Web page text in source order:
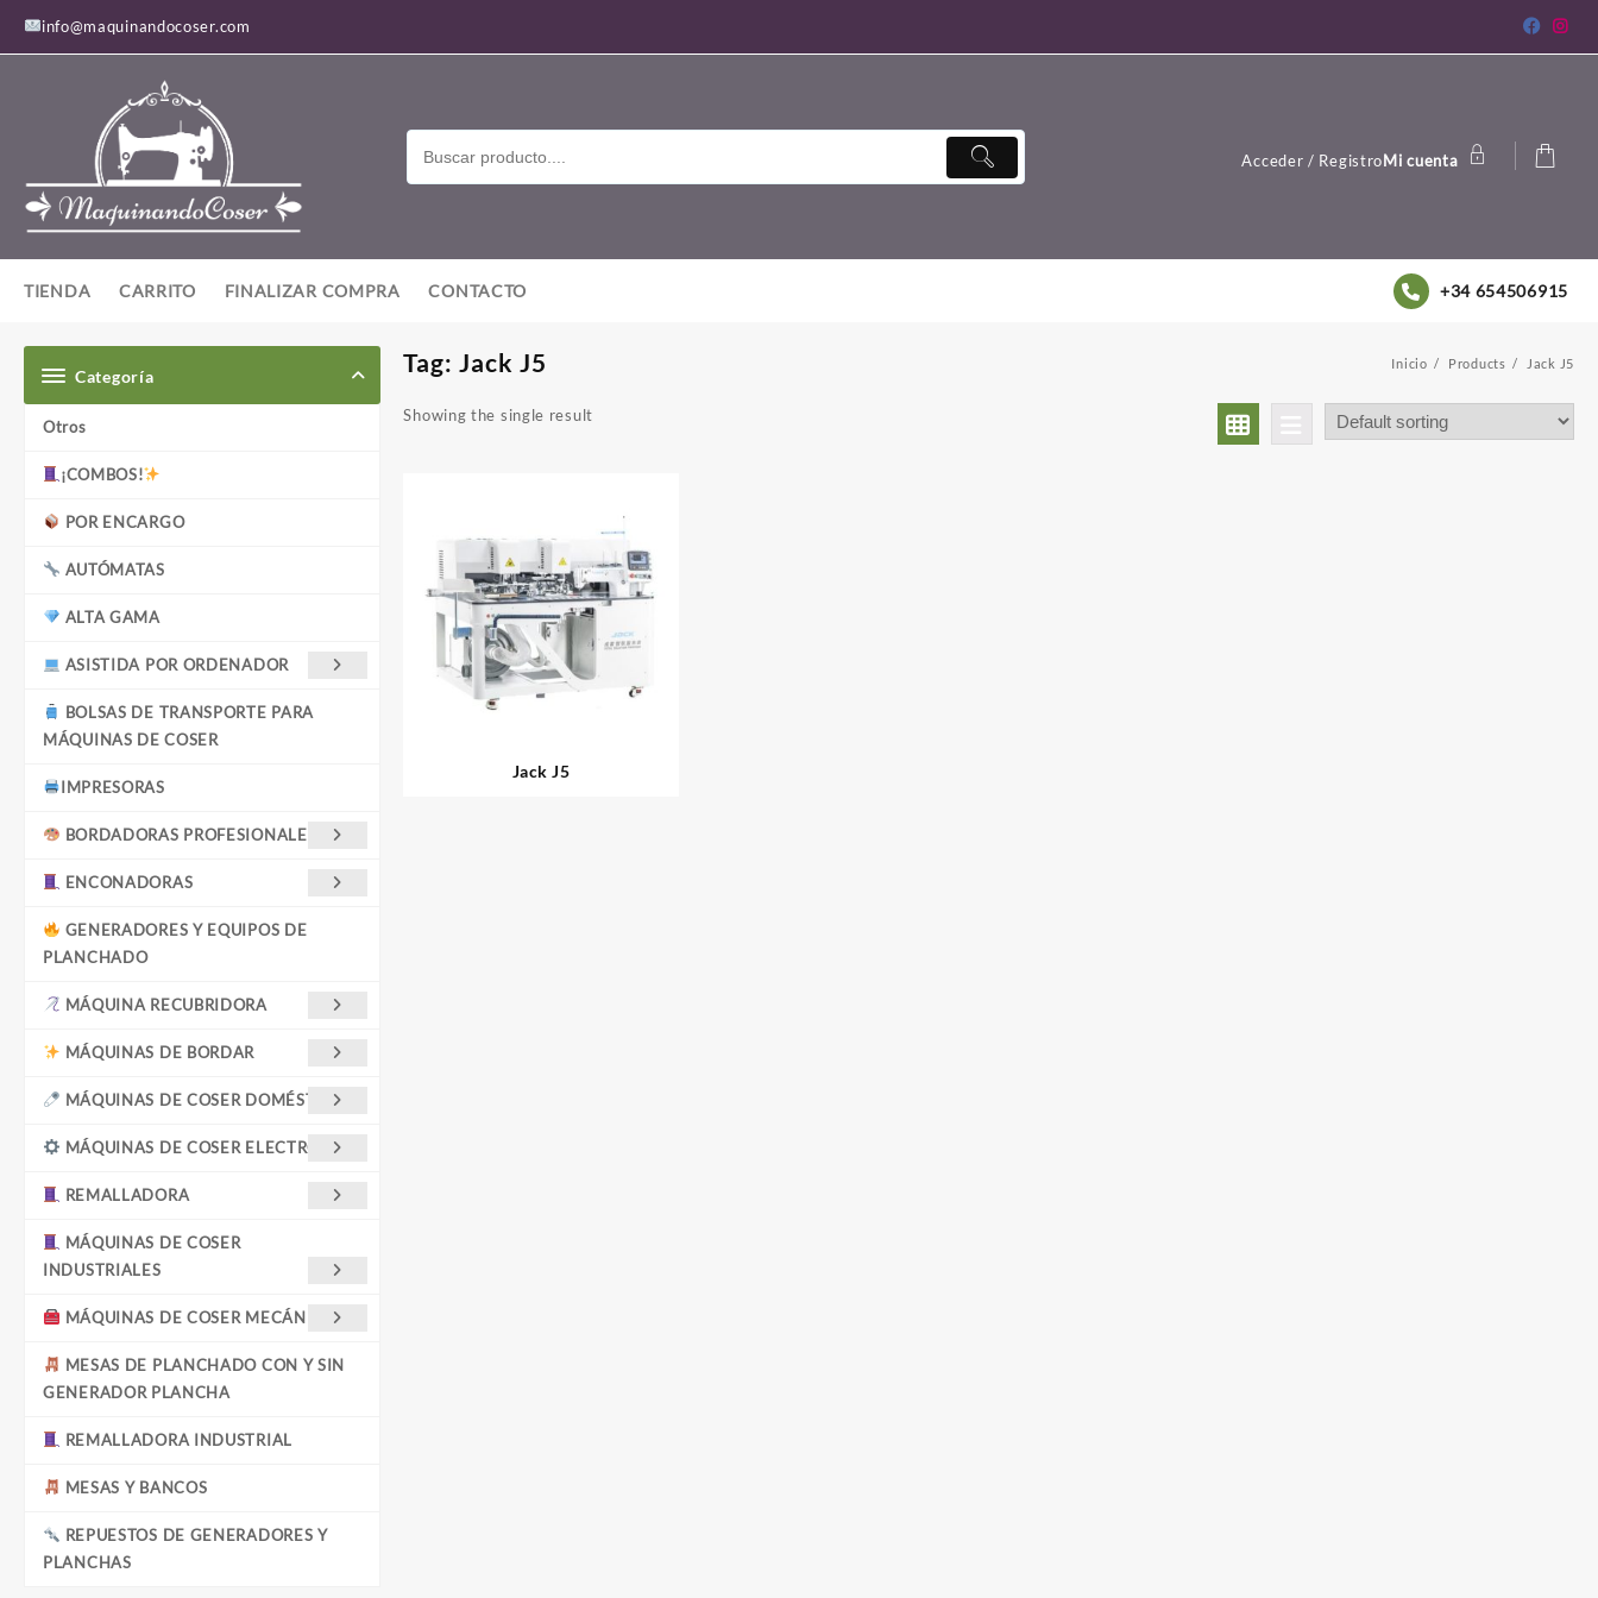
contenido
info@maquinandocoser.com
Acceder / RegistroMi cuenta
TIENDA CARRITO FINALIZAR COMPRA CONTACTO +34 654506915
Categoría
Otros
¡COMBOS!
POR ENCARGO
AUTÓMATAS
ALTA GAMA
ASISTIDA POR ORDENADOR
BOLSAS DE TRANSPORTE PARA
MÁQUINAS DE COSER
IMPRESORAS
BORDADORAS PROFESIONALES
ENCONADORAS
GENERADORES Y EQUIPOS DE
PLANCHADO
MÁQUINA RECUBRIDORA
MÁQUINAS DE BORDAR
MÁQUINAS DE COSER DOMÉSTICAS
MÁQUINAS DE COSER ELECTRÓNICA
REMALLADORA
MÁQUINAS DE COSER
INDUSTRIALES
MÁQUINAS DE COSER MECÁNICAS
MESAS DE PLANCHADO CON Y SIN
GENERADOR PLANCHA
REMALLADORA INDUSTRIAL
MESAS Y BANCOS
REPUESTOS DE GENERADORES Y
PLANCHAS
Tag:Jack J5 Inicio Products Jack J5
Showing the single result
Jack J5